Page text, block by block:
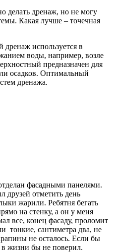
делать дренаж, но не могу
Какая лучше – точечная
дренаж используется в
воды, например, возле
предназначен для
осадков. Оптимальный
дренажа.
фасадными панелями.
друзей отметить день
жарили. Ребятня бегать
на стенку, а он у меня
все, конец фасаду, проломит
тонкие, сантиметра два, не
не осталось. Если бы
в жизни бы не поверил.